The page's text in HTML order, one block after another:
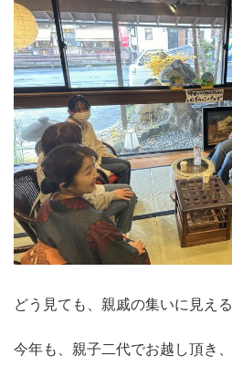
どう見ても、親戚の集いに見える
今年も、親子二代でお越し頂き、